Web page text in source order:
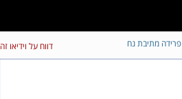
פרידה מתיבת נח דווח על וידיאו זה